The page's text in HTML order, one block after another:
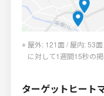
屋外: 121面 / 屋内: 53
に対して1週間15秒の
ターゲットヒートマ